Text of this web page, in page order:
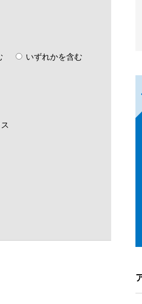
いずれかを含む